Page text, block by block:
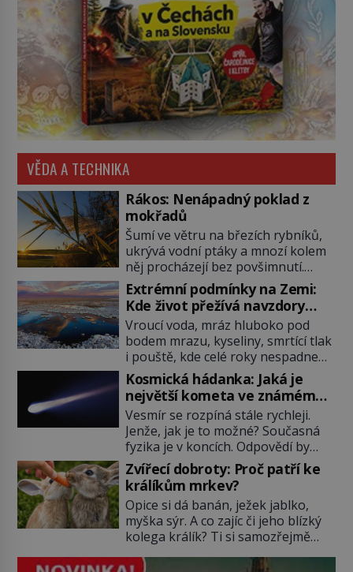
VĚDA A TECHNIKA
Rákos: Nenápadný poklad z
mokřadů
Šumí ve větru na březích rybníků,
ukrývá vodní ptáky a mnozí kolem
něj procházejí bez povšimnutí.
Přesto právě rákos pomáhal stavět
domy, vyrábět lodě, zapisovat první
texty a inspiroval řadu pověstí.
Tato skromná, ale užitečná
rostlina provází člověka už tisíce
let. Většina lidí vnímá rákos jen jako
obyčejnou kulisu letního koupání.
Stačí se však podívat […]
Extrémní podmínky na Zemi:
Kde život přežívá navzdory
všemu
Vroucí voda, mráz hluboko pod
bodem mrazu, kyseliny, smrtící tlak
i pouště, kde celé roky nespadne
jediná kapka deště. Na první
pohled místa, kde nemůže
existovat vůbec nic. Přesto právě
tady vědci objevují organismy,
které posouvají hranice života.
Každý nový nález mění naše
představy o tom, co všechno
dokáže příroda a napovídá, kde
bychom jednou […]
Kosmická hádanka: Jaká je
největší kometa ve známém
vesmíru?
Vesmír se rozpíná stále rychleji.
Jenže, jak je to možné? Současná
fyzika je v koncích. Odpovědí by
mohla být hypotetická temná
energie. Právě na tu se zaměří
pozornost dvojice zkušených
astronomů. Namísto ní ale objeví
něco mnohem hmatatelnějšího.
Naprosto rekordní kometu!
Astronomové Pedro Bernardinelli a
Zvířecí dobroty: Proč patří ke
králíkům mrkev?
Opice si dá banán, ježek jablko,
myška sýr. A co zajíc či jeho blízký
kolega králík? Ti si samozřejmě
podobné představy o potravě